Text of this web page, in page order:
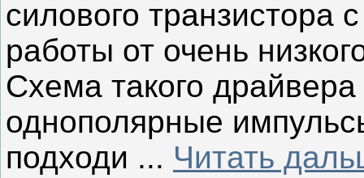
силового транзистора
работы от очень
Схема такого
однополярные
подходи ... Читать